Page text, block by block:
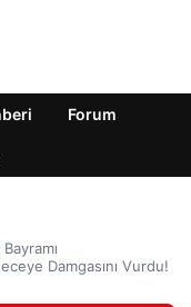
Forum
Damgasını Vurdu!